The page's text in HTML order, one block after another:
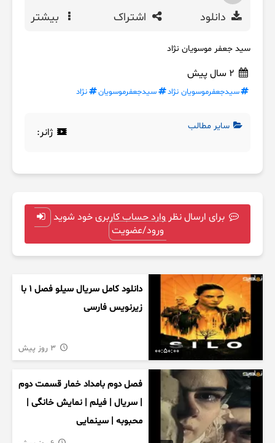
دانلود اشتراک بیشتر
سید جعفر موسویان نژاد
سیدجعفرموسویان نژاد سیدجعفرموسویان نژاد
سایر مطالب ژانر:
برای ارسال نظر وارد حساب کاربری خود شوید
ورود/عضویت
00:50:00
دانلود کامل سریال سیلو فصل ۱ با
زیرنویس فارسی
فصل دوم بامداد خمار قسمت دوم
| سریال | فیلم | نمایش خانگی |
محبوبه | سینمایی